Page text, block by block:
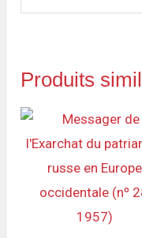
Produits